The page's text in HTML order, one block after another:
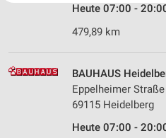
Heute 07:00 -
479,89 km
BAUHAUS
Eppelheimer
69115 Heidelberg
Heute 07:00 -
Website/App.
Partnerliste anzeigen (1 IAB-
Speichern von oder Zugriff auf
auf einem Endgerät
Verwendung reduzierter Daten